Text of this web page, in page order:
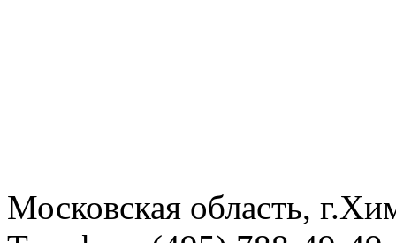
Московская область,